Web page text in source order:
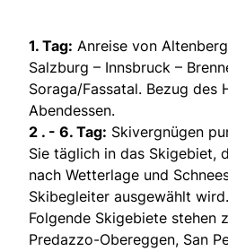
1. Tag: Anreise von
Salzburg – Innsbruck –
Soraga/Fassatal. Bezug des
Abendessen.
2 . - 6. Tag: Skivergnügen
Sie täglich in das Skigebiet,
nach Wetterlage und
Skibegleiter ausgewählt wird.
Folgende Skigebiete stehen
Predazzo-Obereggen, San